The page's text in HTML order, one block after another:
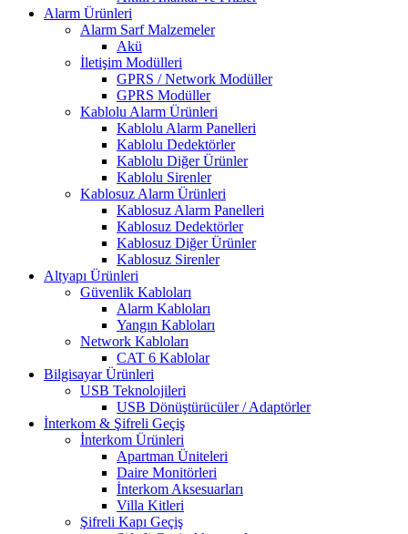
Alarm Ürünleri
Alarm Sarf Malzemeler
Akü
İletişim Modülleri
GPRS / Network Modüller
GPRS Modüller
Kablolu Alarm Ürünleri
Kablolu Alarm Panelleri
Kablolu Dedektörler
Kablolu Diğer Ürünler
Kablolu Sirenler
Kablosuz Alarm Ürünleri
Kablosuz Alarm Panelleri
Kablosuz Dedektörler
Kablosuz Diğer Ürünler
Kablosuz Sirenler
Altyapı Ürünleri
Güvenlik Kabloları
Alarm Kabloları
Yangın Kabloları
Network Kabloları
CAT 6 Kablolar
Bilgisayar Ürünleri
USB Teknolojileri
USB Dönüştürücüler / Adaptörler
İnterkom & Şifreli Geçiş
İnterkom Ürünleri
Apartman Üniteleri
Daire Monitörleri
İnterkom Aksesuarları
Villa Kitleri
Şifreli Kapı Geçiş